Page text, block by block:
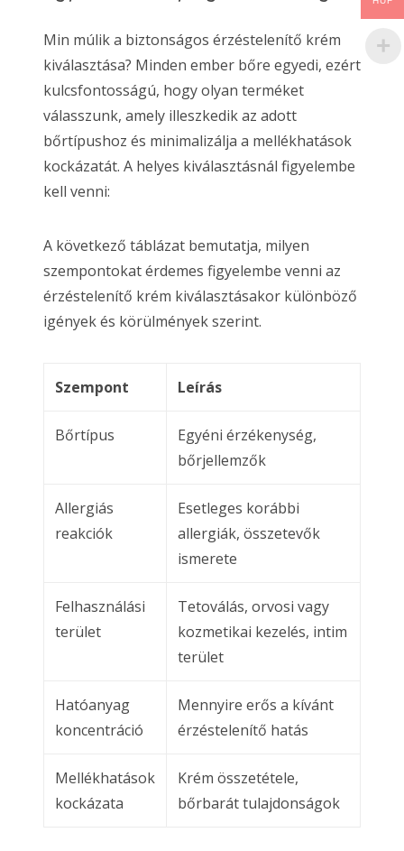
Min múlik a biztonságos érzéstelenítő krém
kiválasztása? Minden ember bőre egyedi, ezért
kulcsfontosságú, hogy olyan terméket
válasszunk, amely illeszkedik az adott
bőrtípushoz és minimalizálja a mellékhatások
kockázatát. A helyes kiválasztásnál figyelembe
kell venni:
A következő táblázat bemutatja, milyen
szempontokat érdemes figyelembe venni az
érzéstelenítő krém kiválasztásakor különböző
igények és körülmények szerint.
Szempont Leírás
Bőrtípus
Egyéni érzékenység,
bőrjellemzők
Allergiás
reakciók
Esetleges korábbi
allergiák, összetevők
ismerete
Felhasználási
terület
Tetoválás, orvosi vagy
kozmetikai kezelés, intim
terület
Hatóanyag
koncentráció
Mennyire erős a kívánt
érzéstelenítő hatás
Mellékhatások
kockázata
Krém összetétele,
bőrbarát tulajdonságok